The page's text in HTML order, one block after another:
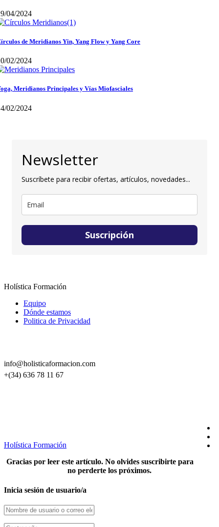
04/2024
de Meridianos Yin, Yang Flow y Yang Core
02/2024
Meridianos Principales y Vías Miofasciales
02/2024
Newsletter
Suscríbete para recibir ofertas, artículos, novedades...
Suscripción
Holística Formación
Equipo
Dónde estamos
Politica de Privacidad
info@holisticaformacion.com
+(34) 636 78 11 67
Holística Formación
Gracias por leer este artículo. No olvides suscribirte para
no perderte los próximos.
Inicia sesión de usuario/a